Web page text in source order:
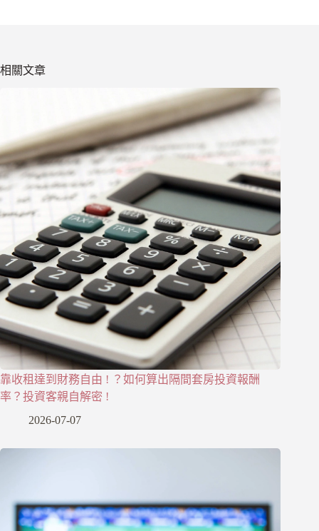
相關文章
靠收租達到財務自由 ! ？如何算出隔間套房投資報酬
率？投資客親自解密 !
2026-07-07